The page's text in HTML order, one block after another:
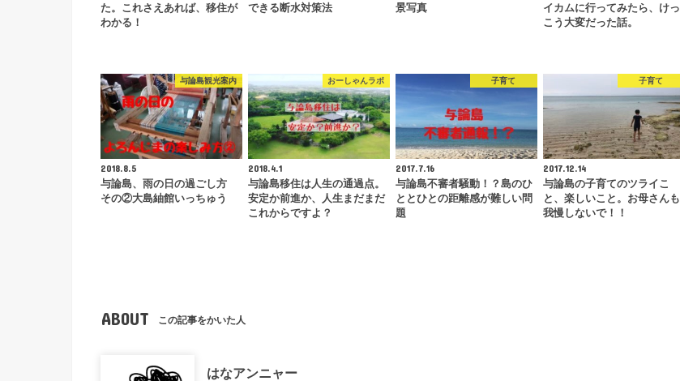
た。これさえあれば、移住が
わかる！
できる断水対策法
景写真
イカムに行ってみたら、けっ
こう大変だった話。
与論島観光案内
2018.8.5
与論島、雨の日の過ごし方
その②大島紬館いっちゅう
おーしゃんラボ
2018.4.1
与論島移住は人生の通過点。
安定か前進か、人生まだまだ
これからですよ？
子育て
2017.7.16
与論島不審者騒動！？島のひ
ととひとの距離感が難しい問
題
子育て
2017.12.14
与論島の子育てのツライこ
と、楽しいこと。お母さんも
我慢しないで！！
ABOUT この記事をかいた人
はなアンニャー